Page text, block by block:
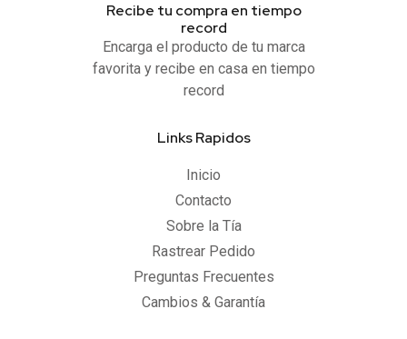
Recibe tu compra en tiempo
record
Encarga el producto de tu marca
favorita y recibe en casa en tiempo
record
Links Rapidos
Inicio
Contacto
Sobre la Tía
Rastrear Pedido
Preguntas Frecuentes
Cambios & Garantía